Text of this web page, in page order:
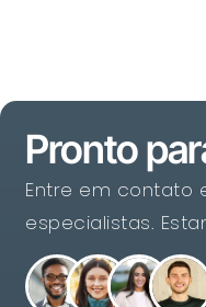
Pronto
Entre em contato
especialistas.